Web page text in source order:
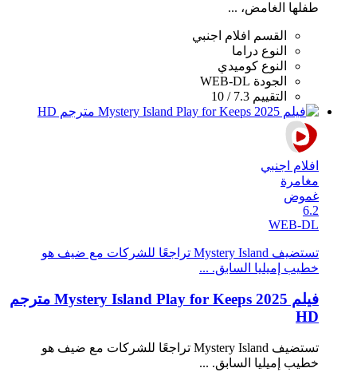
طفلها الغامض، ...
القسم
افلام اجنبي
النوع دراما
النوع كوميدي
الجودة WEB-DL
التقييم 7.3 / 10
افلام اجنبي
مغامرة
غموض
6.2
WEB-DL
تستضيف Mystery Island تراجعًا للشركات مع ضيف هو
خطيب إميليا السابق. ...
فيلم Mystery Island Play for Keeps 2025 مترجم
HD
تستضيف Mystery Island تراجعًا للشركات مع ضيف هو
خطيب إميليا السابق. ...